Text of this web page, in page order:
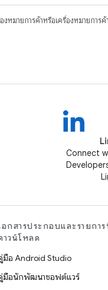
หมายการค้าหรือเครื่องหมายการ
Connect
อกสารประกอบและรายกา
าวน์โหลด
มือ Android Studio
มือนักพัฒนาซอฟต์แวร์